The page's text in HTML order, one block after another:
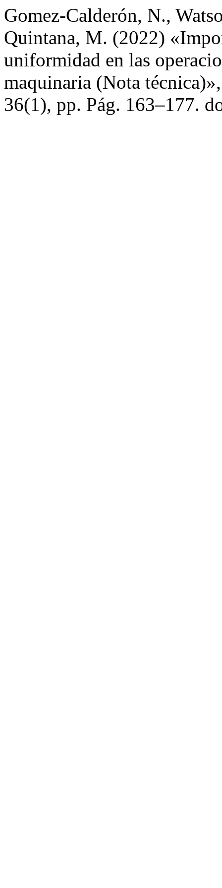
Gomez-Calderón, N.,
Quintana, M. (2022)
uniformidad en las
maquinaria (Nota
36(1), pp. Pág. 163–177.